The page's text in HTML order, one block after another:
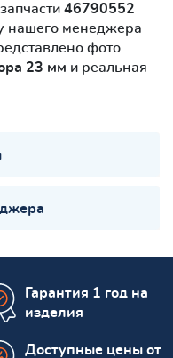
46790552
нашего менеджера
фото
23 мм и реальная
Гарантия 1 год на
изделия
Доступные цены от